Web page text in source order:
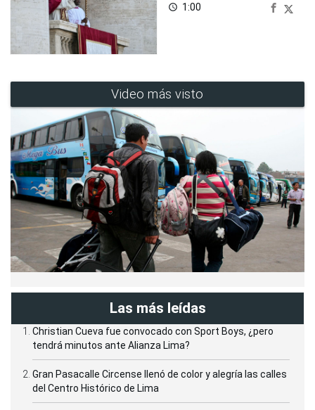
access_time 1:00
Video más visto
Las más leídas
Christian Cueva fue convocado con Sport Boys, ¿pero
tendrá minutos ante Alianza Lima?
Gran Pasacalle Circense llenó de color y alegría las calles
del Centro Histórico de Lima